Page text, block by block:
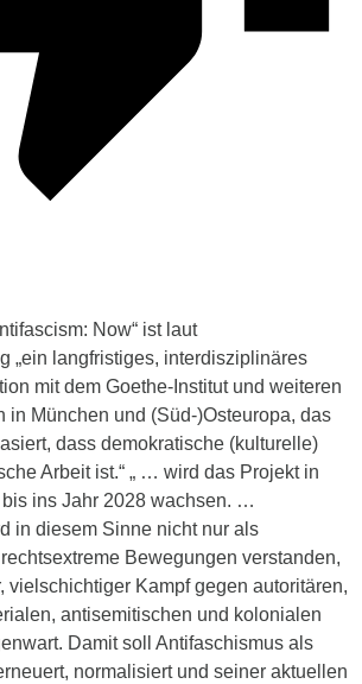
Now“ ist laut
„ein langfristiges, interdisziplinäres
mit dem Goethe-Institut und weiteren
in München und (Süd-)Osteuropa, das
dass demokratische (kulturelle)
Arbeit ist.“ „ … wird das Projekt in
ins Jahr 2028 wachsen. …
in diesem Sinne nicht nur als
Bewegungen verstanden,
vielschichtiger Kampf gegen autoritären,
antisemitischen und kolonialen
Damit soll Antifaschismus als
normalisiert und seiner aktuellen